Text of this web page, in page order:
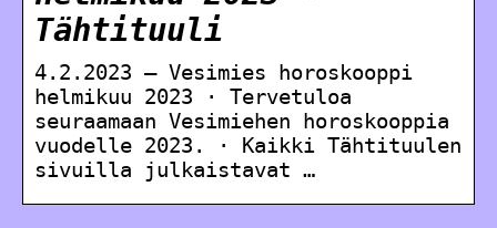
Tähtituuli
4.2.2023 — Vesimies horoskooppi
helmikuu 2023 · Tervetuloa
seuraamaan Vesimiehen horoskooppia
vuodelle 2023. · Kaikki Tähtituulen
sivuilla julkaistavat …